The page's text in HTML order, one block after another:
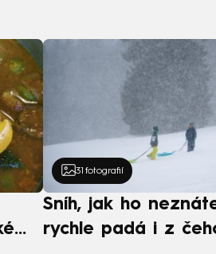
31 fotografií
Sníh, jak ho
rychle padá i z